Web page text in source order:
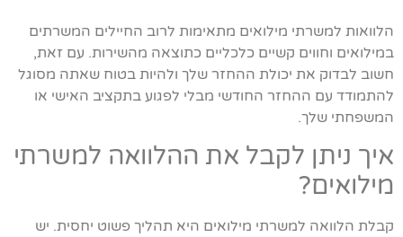
הלוואות למשרתי מילואים מתאימות לרוב החיילים המשרתים
במילואים וחווים קשיים כלכליים כתוצאה מהשירות. עם זאת,
חשוב לבדוק את יכולת ההחזר שלך ולהיות בטוח שאתה מסוגל
להתמודד עם ההחזר החודשי מבלי לפגוע בתקציב האישי או
המשפחתי שלך.
איך ניתן לקבל את ההלוואה למשרתי
מילואים?
קבלת הלוואה למשרתי מילואים היא תהליך פשוט יחסית. יש